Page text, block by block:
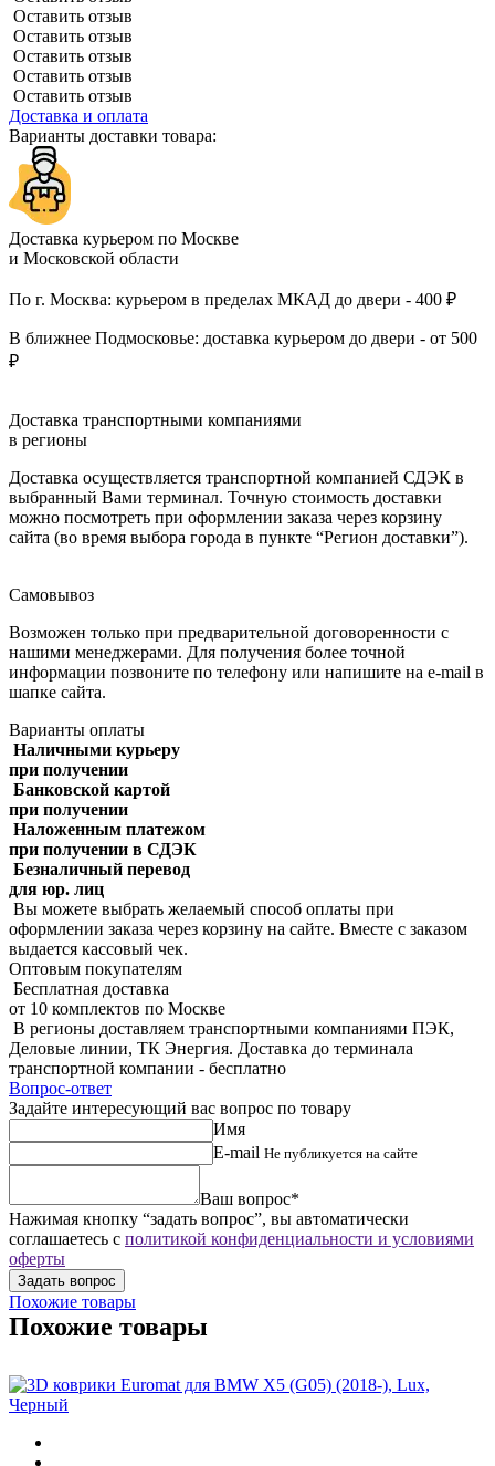
Оставить отзыв
Оставить отзыв
Оставить отзыв
Оставить отзыв
Оставить отзыв
Доставка и оплата
Варианты доставки товара:
Доставка курьером по Москве
и Московской области
По г. Москва: курьером в пределах МКАД до двери - 400 ₽
В ближнее Подмосковье: доставка курьером до двери - от 500
₽
Доставка транспортными компаниями
в регионы
Доставка осуществляется транспортной компанией СДЭК в
выбранный Вами терминал. Точную стоимость доставки
можно посмотреть при оформлении заказа через корзину
сайта (во время выбора города в пункте “Регион доставки”).
Самовывоз
Возможен только при предварительной договоренности с
нашими менеджерами. Для получения более точной
информации позвоните по телефону или напишите на e-mail в
шапке сайта.
Варианты оплаты
Наличными курьеру
при получении
Банковской картой
при получении
Наложенным платежом
при получении в СДЭК
Безналичный перевод
для юр. лиц
Вы можете выбрать желаемый способ оплаты при
оформлении заказа через корзину на сайте. Вместе с заказом
выдается кассовый чек.
Оптовым покупателям
Бесплатная доставка
от 10 комплектов по Москве
В регионы доставляем транспортными компаниями ПЭК,
Деловые линии, ТК Энергия. Доставка до терминала
транспортной компании - бесплатно
Вопрос-ответ
Задайте интересующий вас вопрос по товару
Имя
E-mail Не публикуется на сайте
Ваш вопрос*
Нажимая кнопку “задать вопрос”, вы автоматически
соглашаетесь с политикой конфиденциальности и условиями
оферты
Похожие товары
Похожие товары